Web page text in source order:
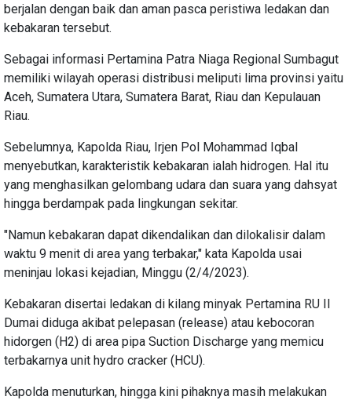
berjalan dengan baik dan aman pasca peristiwa ledakan dan
kebakaran tersebut.
Sebagai informasi Pertamina Patra Niaga Regional Sumbagut
memiliki wilayah operasi distribusi meliputi lima provinsi yaitu
Aceh, Sumatera Utara, Sumatera Barat, Riau dan Kepulauan
Riau.
Sebelumnya, Kapolda Riau, Irjen Pol Mohammad Iqbal
menyebutkan, karakteristik kebakaran ialah hidrogen. Hal itu
yang menghasilkan gelombang udara dan suara yang dahsyat
hingga berdampak pada lingkungan sekitar.
"Namun kebakaran dapat dikendalikan dan dilokalisir dalam
waktu 9 menit di area yang terbakar," kata Kapolda usai
meninjau lokasi kejadian, Minggu (2/4/2023).
Kebakaran disertai ledakan di kilang minyak Pertamina RU II
Dumai diduga akibat pelepasan (release) atau kebocoran
hidorgen (H2) di area pipa Suction Discharge yang memicu
terbakarnya unit hydro cracker (HCU).
Kapolda menuturkan, hingga kini pihaknya masih melakukan